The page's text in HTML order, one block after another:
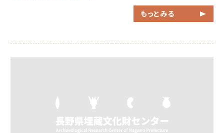
もっとみる